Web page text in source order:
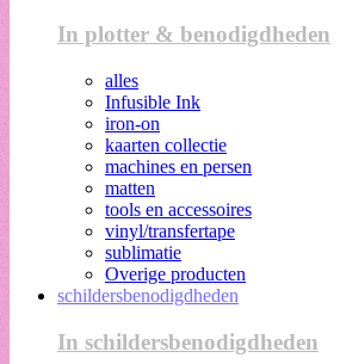
In plotter & benodigdheden
alles
Infusible Ink
iron-on
kaarten collectie
machines en persen
matten
tools en accessoires
vinyl/transfertape
sublimatie
Overige producten
schildersbenodigdheden
In schildersbenodigdheden